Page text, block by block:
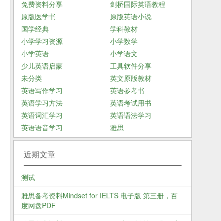
免费资料分享
剑桥国际英语教程
原版医学书
原版英语小说
国学经典
学科教材
小学学习资源
小学数学
小学英语
小学语文
少儿英语启蒙
工具软件分享
未分类
英文原版教材
英语写作学习
英语参考书
英语学习方法
英语考试用书
英语词汇学习
英语语法学习
英语语音学习
雅思
近期文章
测试
雅思备考资料Mindset for IELTS 电子版 第三册，百
度网盘PDF